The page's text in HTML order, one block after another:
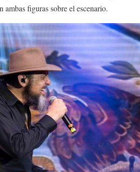
ambas figuras sobre el escenario.